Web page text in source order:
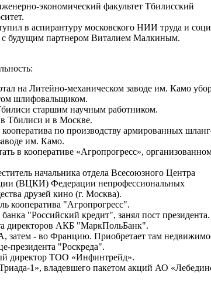
экономический факультет Тбилисский
в аспирантуру московского НИИ труда и
с будущим партнером Виталием Малкиным.
на Литейно-механическом заводе им. Камо
шлифовальщиком.
старшим научным работником.
Тбилиси и в Москве.
по производству армированных
им. Камо.
в кооперативе «Агропрогресс»,
начальника отдела Всесоюзного Центра
(ВЦКИ) Федерации непрофессиональных
друзей кино (г. Москва).
кооператива "Агропрогресс".
"Российский кредит", занял пост президента.
директоров АКБ "МаркПольБанк".
затем - во Францию. Приобретает там
президента "Роскреда".
директор ТОО «Инфинтрейд».
1», владевшего пакетом акций АО